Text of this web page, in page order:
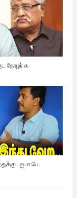
தோழர் க.
ஐயா பெ.